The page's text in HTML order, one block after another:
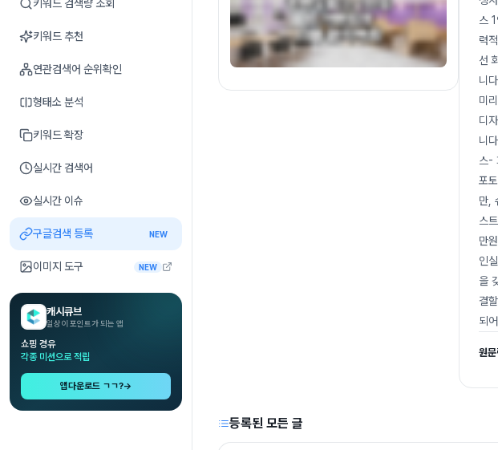
키워드 검색량 조회
키워드 추천
연관검색어 순위확인
형태소 분석
키워드 확장
실시간 검색어
실시간 이슈
구글검색 등록 NEW
이미지 도구 NEW
캐시큐브
일상이 포인트가 되는 앱
쇼핑 경유
각종 미션으로 적립
앱다운로드 ㄱㄱ?→
스
력
선
니
미
디
니
스-
포
만,
스
만
인
을
결
되
원
등록된 모든 글